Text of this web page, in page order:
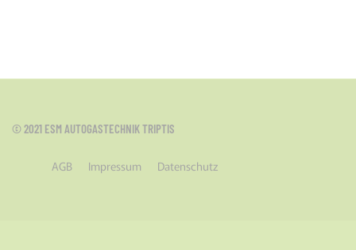
© 2021 ESM AUTOGASTECHNIK TRIPTIS
AGB Impressum Datenschutz